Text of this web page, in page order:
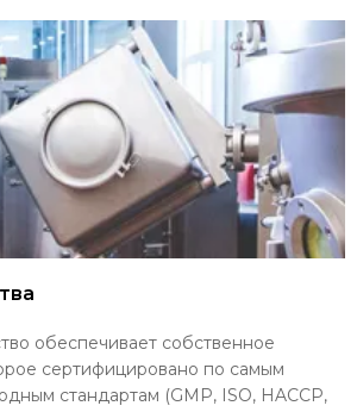
обеспечивает собственное
сертифицировано по самым
стандартам (GMP, ISO, HACCP,